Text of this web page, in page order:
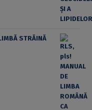
STRĂINĂ